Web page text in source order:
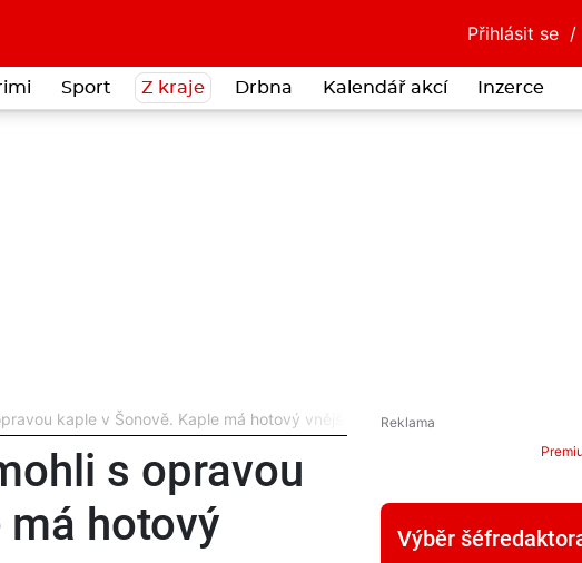
Přihlásit se /
Sport Z kraje Drbna Kalendář akcí Inzerce
kaple v Šonově. Kaple má hotový vnějšek
s opravou
má hotový
Výběr